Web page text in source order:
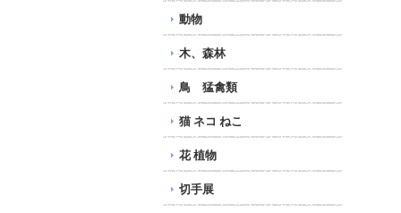
動物
木、森林
鳥 猛禽類
猫 ネコ ねこ
花 植物
切手展